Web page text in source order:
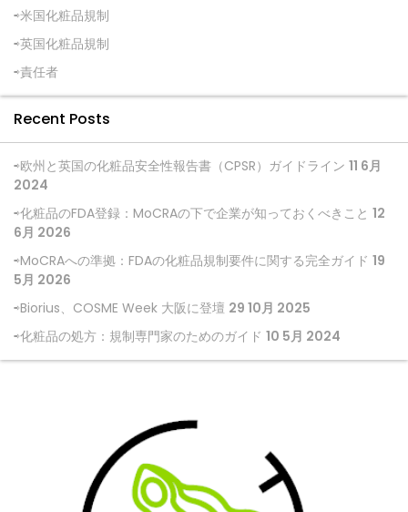
米国化粧品規制
英国化粧品規制
責任者
Recent Posts
欧州と英国の化粧品安全性報告書（CPSR）ガイドライン 11 6月
2024
化粧品のFDA登録：MoCRAの下で企業が知っておくべきこと 12
6月 2026
MoCRAへの準拠：FDAの化粧品規制要件に関する完全ガイド 19
5月 2026
Biorius、COSME Week 大阪に登壇 29 10月 2025
化粧品の処方：規制専門家のためのガイド 10 5月 2024